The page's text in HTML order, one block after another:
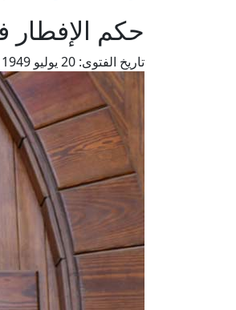
حكم
تاريخ الفتوى: